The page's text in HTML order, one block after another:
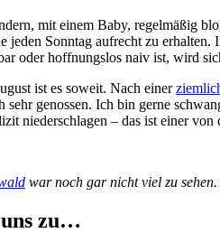
mit einem Baby, regelmäßig
jeden Sonntag aufrecht zu
oder hoffnungslos naiv ist, wird
ist es soweit. Nach einer
sehr genossen. Ich bin gerne
niederschlagen – das ist einer
war noch gar nicht viel zu
zu…